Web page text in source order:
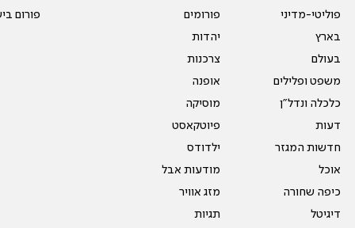
פוליטי-מדיני
בארץ
בעולם
משפט ופלילים
כלכלה ונדל"ן
דעות
חדשות המגזר
אוכל
כיפה שחורה
דיגיטל
פורומים
יהדות
צרכנות
אופנה
מוסיקה
פיוטקאסט
ילדודס
מודעות אבל
מזג אוויר
תגיות
פורום